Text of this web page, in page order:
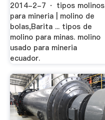
2014-2-7 · tipos molinos
para mineria | molino de
bolas,Barita ... tipos de
molino para minas. molino
usado para mineria
ecuador.